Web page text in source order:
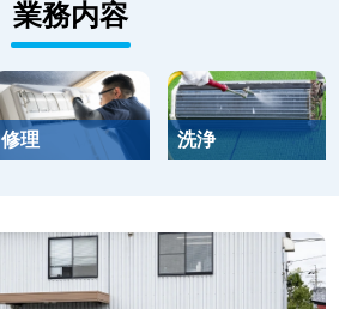
業務内容
修理 洗浄